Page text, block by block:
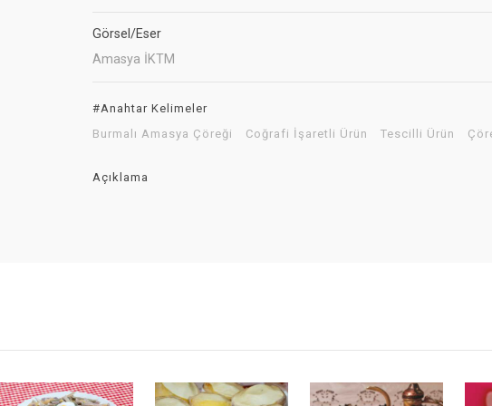
Görsel/Eser
Amasya İKTM
#Anahtar Kelimeler
Burmalı Amasya Çöreği
Coğrafi İşaretli Ürün Tescilli Ürün
Açıklama